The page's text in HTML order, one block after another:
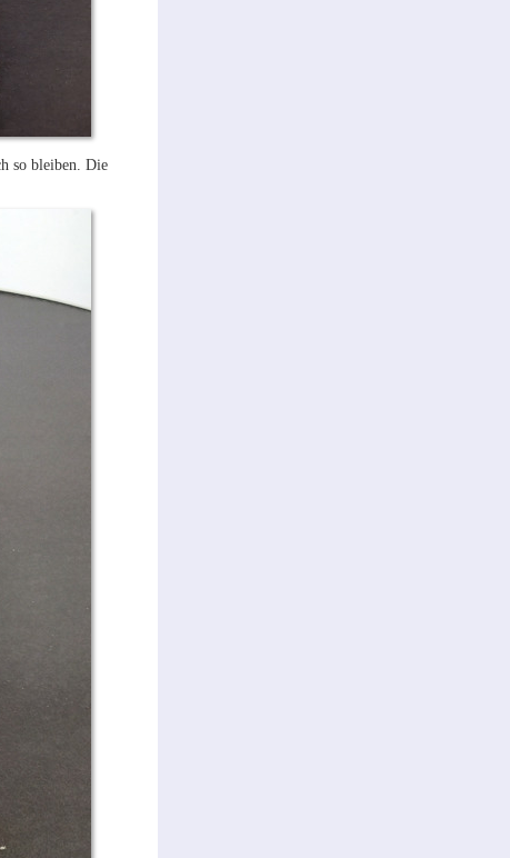
so bleiben. Die